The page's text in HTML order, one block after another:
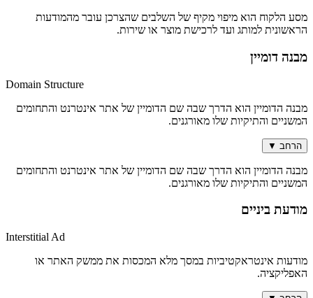
מסע הלקוח הוא מיפוי מקיף של השלבים שהצרכן עובר מהמודעות
הראשונית למותג ועד לרכישת מוצר או שירות.
מבנה דומיין
Domain Structure
מבנה הדומיין הוא הדרך שבה שם הדומיין של אתר אינטרנט והתחומים
המשניים והתיקיות שלו מאורגנים.
הרחב ▼
מבנה הדומיין הוא הדרך שבה שם הדומיין של אתר אינטרנט והתחומים
המשניים והתיקיות שלו מאורגנים.
מודעת ביניים
Interstitial Ad
מודעות אינטראקטיביות במסך מלא המכסות את ממשק האתר או
האפליקציה.